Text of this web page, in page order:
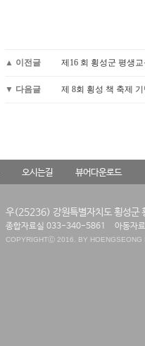
▲ 이전글 제16 회 횡성군 평생
▼ 다음글 제 8회 횡성 책 축제
오시는길 뷰어다운로드
우(25236) 강원특별자치도 횡성군
종합자료실 033-340-5861 아동자
COPYRIGHTⒸ 2016. BY HOENGSEONG